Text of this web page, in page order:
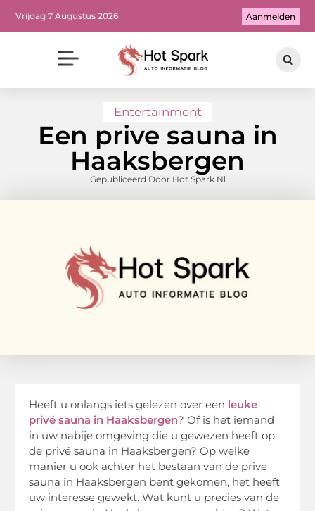
Vrijdag 7 Augustus 2026 Aanmelden
Entertainment
Een prive sauna in
Haaksbergen
Gepubliceerd Door Hot Spark.nl
Heeft u onlangs iets gelezen over een leuke
privé sauna in Haaksbergen? Of is het iemand
in uw nabije omgeving die u gewezen heeft op
de privé sauna in Haaksbergen? Op welke
manier u ook achter het bestaan van de prive
sauna in Haaksbergen bent gekomen, het heeft
uw interesse gewekt. Wat kunt u precies van de